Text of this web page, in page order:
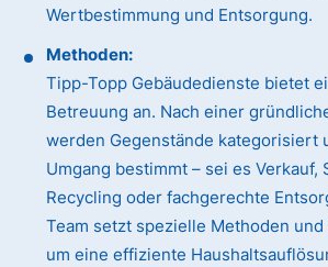
Wertbestimmung und Entsorgung.
Methoden:
Tipp-Topp Gebäudedienste bietet
Betreuung an. Nach einer
werden Gegenstände kategorisiert
Umgang bestimmt – sei es Verkauf,
Recycling oder fachgerechte
Team setzt spezielle Methoden und
um eine effiziente